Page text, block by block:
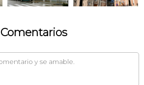
Comentarios